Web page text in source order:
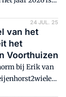
heeft
naar de
24 JUL. 25
van het
het
Voorthuizen
bij Erik van